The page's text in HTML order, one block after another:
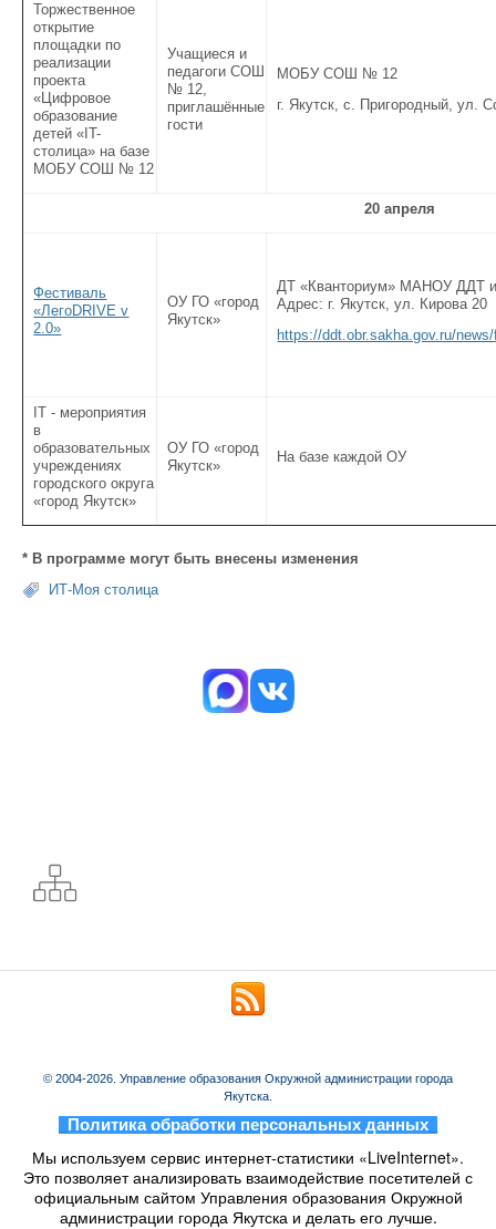
Торжественное
открытие
площадки по
реализации
проекта
«Цифровое
образование
детей «IT-
столица» на базе
МОБУ СОШ № 12
Учащиеся и
педагоги СОШ
№ 12,
приглашённые
гости
МОБУ СОШ № 12
г. Якутск, с. Пригородный, ул.
20 апреля
Фестиваль
«ЛегоDRIVE v
2.0»
ОУ ГО «город
Якутск»
ДТ «Кванториум» МАНОУ ДДТ
Адрес: г. Якутск, ул. Кирова 20
https://ddt.obr.sakha.gov.ru/
IT - мероприятия
в
образовательных
учреждениях
городского округа
«город Якутск»
ОУ ГО «город
Якутск»
На базе каждой ОУ
* В программе могут быть внесены изменения
ИТ-Моя столица
© 2004-2026. Управление образования Окружной администрации города
Якутска.
Политика обработки персональных данных
Мы используем сервис интернет-статистики «LiveInternet».
Это позволяет анализировать взаимодействие посетителей с
официальным сайтом Управления образования Окружной
администрации города Якутска и делать его лучше.